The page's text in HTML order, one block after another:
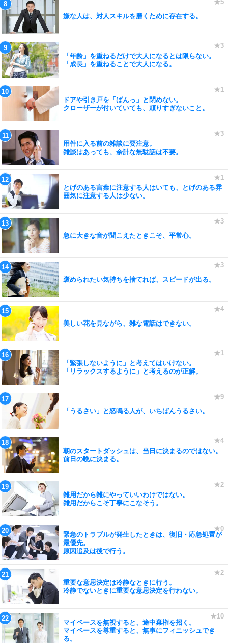
嫌な人は、対人スキルを磨くために存在する。
「年齢」を重ねるだけで大人になるとは限らない。
「成長」を重ねることで大人になる。
ドアや引き戸を「ばんっ」と閉めない。
クローザーが付いていても、頼りすぎないこと。
用件に入る前の雑談に要注意。
雑談はあっても、余計な無駄話は不要。
とげのある言葉に注意する人はいても、とげのある雰
囲気に注意する人は少ない。
急に大きな音が聞こえたときこそ、平常心。
褒められたい気持ちを捨てれば、スピードが出る。
美しい花を見ながら、雑な電話はできない。
「緊張しないように」と考えてはいけない。
「リラックスするように」と考えるのが正解。
「うるさい」と怒鳴る人が、いちばんうるさい。
朝のスタートダッシュは、当日に決まるのではない。
前日の晩に決まる。
雑用だから雑にやっていいわけではない。
雑用だからこそ丁寧にこなそう。
緊急のトラブルが発生したときは、復旧・応急処置が
最優先。
原因追及は後で行う。
重要な意思決定は冷静なときに行う。
冷静でないときに重要な意思決定を行わない。
マイペースを無視すると、途中棄権を招く。
マイペースを尊重すると、無事にフィニッシュでき
る。